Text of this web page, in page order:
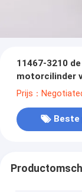
11467-3210
motorcilinder
Prijs：
Beste